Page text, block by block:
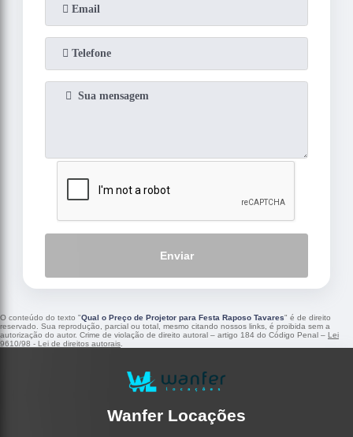
Enviar
O conteúdo do texto "Qual o Preço de Projetor para Festa Raposo Tavares" é de direito
reservado. Sua reprodução, parcial ou total, mesmo citando nossos links, é proibida sem a
autorização do autor. Crime de violação de direito autoral – artigo 184 do Código Penal – Lei
9610/98 - Lei de direitos autorais
Wanfer Locações